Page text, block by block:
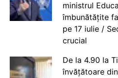
ministrul
îmbunătățite
pe 17 iulie /
crucial
De la 4.90 la
învățătoare